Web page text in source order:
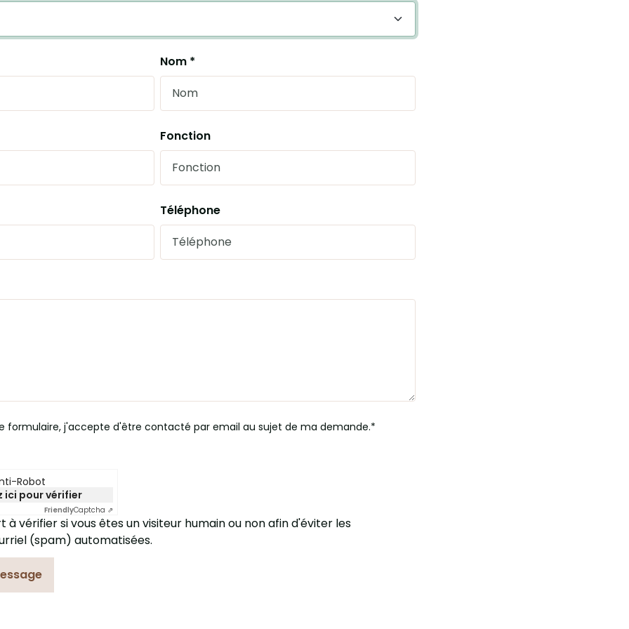
Nom *
Fonction
Téléphone
formulaire, j'accepte d'être contacté par email au sujet de ma demande.
Robot
ici pour vérifier
FriendlyCaptcha ⇗
à vérifier si vous êtes un visiteur humain ou non afin d'éviter les
(spam) automatisées.